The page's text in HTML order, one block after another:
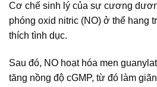
Cơ chế sinh lý của sự cương
phóng oxid nitric (NO) ở thể hang
thích tình dục.
Sau đó, NO hoạt hóa men
tăng nồng độ cGMP, từ đó làm